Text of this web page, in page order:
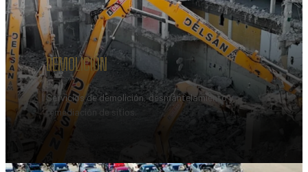
DEMOLICIÓN
Servicios de demolición, desmantelamiento y
remediación de sitios.